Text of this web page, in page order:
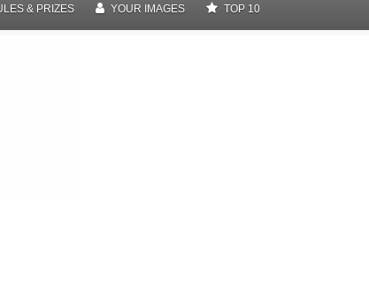
& PRIZES YOUR IMAGES TOP 10